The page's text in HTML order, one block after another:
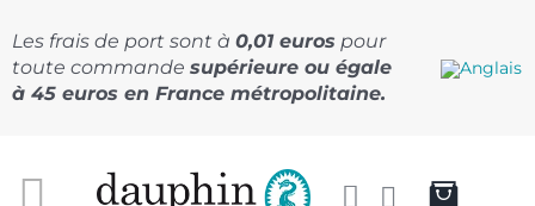
au
contenu
Les frais de port sont à 0,01 euros pour
toute commande supérieure ou égale
à 45 euros en France métropolitaine.